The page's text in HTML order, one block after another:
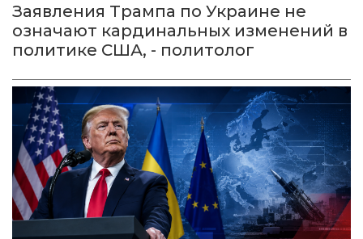
Заявления Трампа по Украине не
означают кардинальных изменений в
политике США, - политолог